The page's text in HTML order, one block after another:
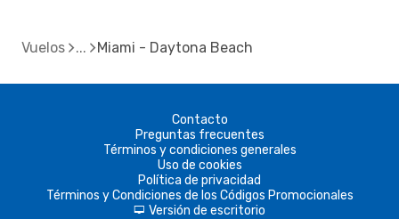
Vuelos Miami - Daytona Beach
Contacto
Preguntas frecuentes
Términos y condiciones generales
Uso de cookies
Política de privacidad
Términos y Condiciones de los Códigos Promocionales
d Versión de escritorio